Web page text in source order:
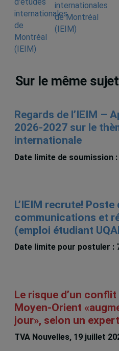
internationales
de Montréal
(IEIM)
Sur le même sujet
Regards de l’IEIM –
2026-2027 sur le
internationale
Date limite de soumission
L’IEIM recrute!
communications et
(emploi étudiant
Date limite pour postuler :
Le risque d’un
Moyen-Orient
jour», selon un expert
TVA Nouvelles, 19 juillet